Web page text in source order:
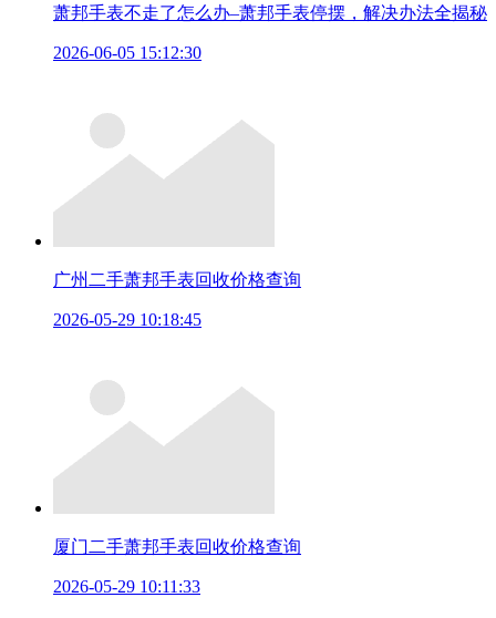
萧邦手表不走了怎么办–萧邦手表停摆，解决办法全揭秘
2026-06-05 15:12:30
广州二手萧邦手表回收价格查询
2026-05-29 10:18:45
厦门二手萧邦手表回收价格查询
2026-05-29 10:11:33